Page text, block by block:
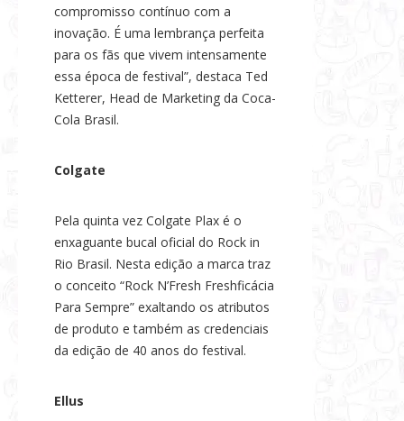
compromisso contínuo com a
inovação. É uma lembrança perfeita
para os fãs que vivem intensamente
essa época de festival”, destaca Ted
Ketterer, Head de Marketing da Coca-
Cola Brasil.
Colgate
Pela quinta vez Colgate Plax é o
enxaguante bucal oficial do Rock in
Rio Brasil. Nesta edição a marca traz
o conceito “Rock N’Fresh Freshficácia
Para Sempre” exaltando os atributos
de produto e também as credenciais
da edição de 40 anos do festival.
Ellus